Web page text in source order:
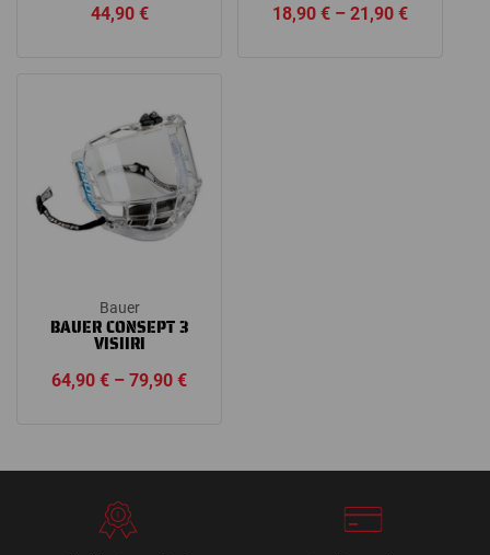
44,90 € 18,90€ – 21,90€Price
Bauer
BAUER CONSEPT 3
VISIIRI
64,90€ – 79,90€Price